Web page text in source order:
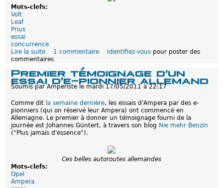
s
e
'
m
p
e
a
p
a
r
u
i
Mots-clefs:
Volt
Leaf
Prius
essai
concurrence
Lire la suite
e
p
r
a
s
o
t
1 commentaire Identifiez-vous pour poster des
commentaires
Premier témoignage d'un
essai d'e-pionnier allemand
Soumis parAmperiste le mardi 17/05/2011 à 22:17
Comme dit la semaine dernière, les essais d'Ampera par des e-
pionniers (qui on réservé leur Ampera) ont commencé en
Allemagne. Le premier à donner un témoignage fourni de la
journée est Johannes Güntert, à travers son blog Nie mehr Benzin
("Plus jamais d'essence").
Ces belles autoroutes allemandes
Mots-clefs:
Opel
Ampera